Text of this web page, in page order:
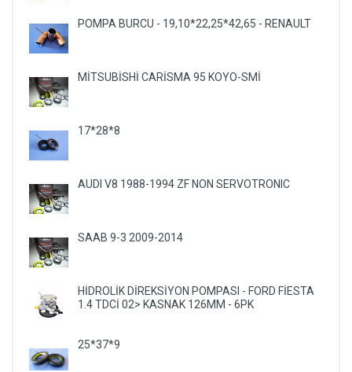
POMPA BURCU - 19,10*22,25*42,65 - RENAULT
MİTSUBİSHİ CARİSMA 95 KOYO-SMİ
17*28*8
AUDI V8 1988-1994 ZF NON SERVOTRONIC
SAAB 9-3 2009-2014
HİDROLİK DİREKSİYON POMPASI - FORD FİESTA
1.4 TDCİ 02> KASNAK 126MM - 6PK
25*37*9